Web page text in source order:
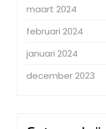
maart 2024
februari 2024
januari 2024
december 2023